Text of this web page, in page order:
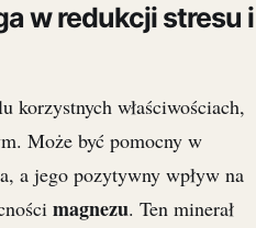
w redukcji stresu i
korzystnych właściwościach,
Może być pomocny w
a jego pozytywny wpływ na
magnezu. Ten minerał